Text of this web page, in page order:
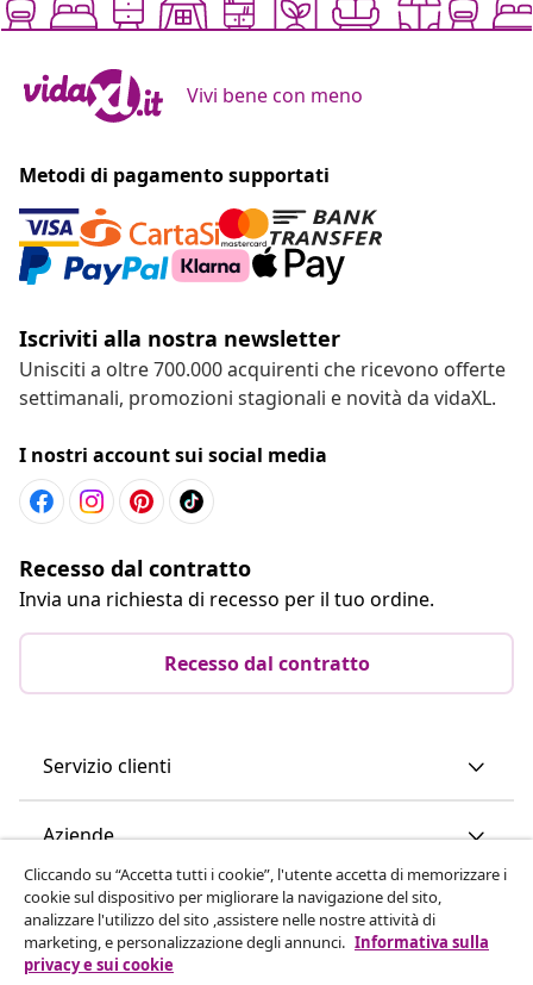
Vivi bene con meno
Metodi di pagamento supportati
Iscriviti alla nostra newsletter
Unisciti a oltre 700.000 acquirenti che ricevono offerte
settimanali, promozioni stagionali e novità da vidaXL.
I nostri account sui social media
Recesso dal contratto
Invia una richiesta di recesso per il tuo ordine.
Recesso dal contratto
Servizio clienti
Aziende
vidaXL
Scopri di più
Cliccando su “Accetta tutti i cookie”, l'utente accetta di memorizzare i
cookie sul dispositivo per migliorare la navigazione del sito,
analizzare l'utilizzo del sito ,assistere nelle nostre attività di
marketing, e personalizzazione degli annunci. Informativa sulla
privacy e sui cookie